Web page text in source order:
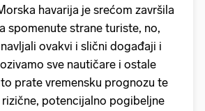
havarija je srećom završila
spomenute strane turiste, no,
ovakvi i slični događaji i
sve nautičare i ostale
prate vremensku prognozu te
rizične, potencijalno pogibeljne